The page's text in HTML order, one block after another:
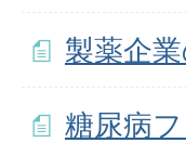
製薬企
糖尿病